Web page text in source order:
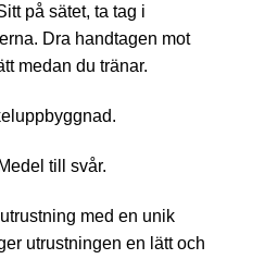
på sätet, ta tag i
Dra handtagen mot
medan du tränar.
till svår.
med en unik
utrustningen en lätt och